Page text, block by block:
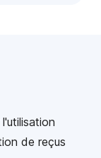
de reçus